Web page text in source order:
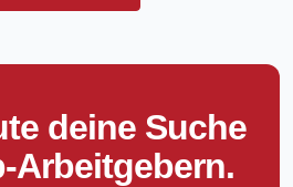
deine Suche
Arbeitgebern.